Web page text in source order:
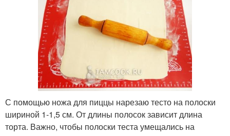
С помощью ножа для пиццы нарезаю тесто на полоски
шириной 1-1,5 см. От длины полосок зависит длина
торта. Важно, чтобы полоски теста умещались на